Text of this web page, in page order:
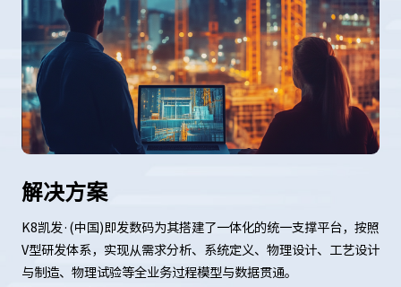
解决方案
K8凯发·(中国)即发数码为其搭建了一体化的统一支撑平台，按照
V型研发体系，实现从需求分析、系统定义、物理设计、工艺设计
与制造、物理试验等全业务过程模型与数据贯通。